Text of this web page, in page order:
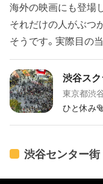
海外の映画にも登場
それだけの人がぶつ
そうです。実際目の
渋谷ス
東京都渋
ひと休み
渋谷センター街